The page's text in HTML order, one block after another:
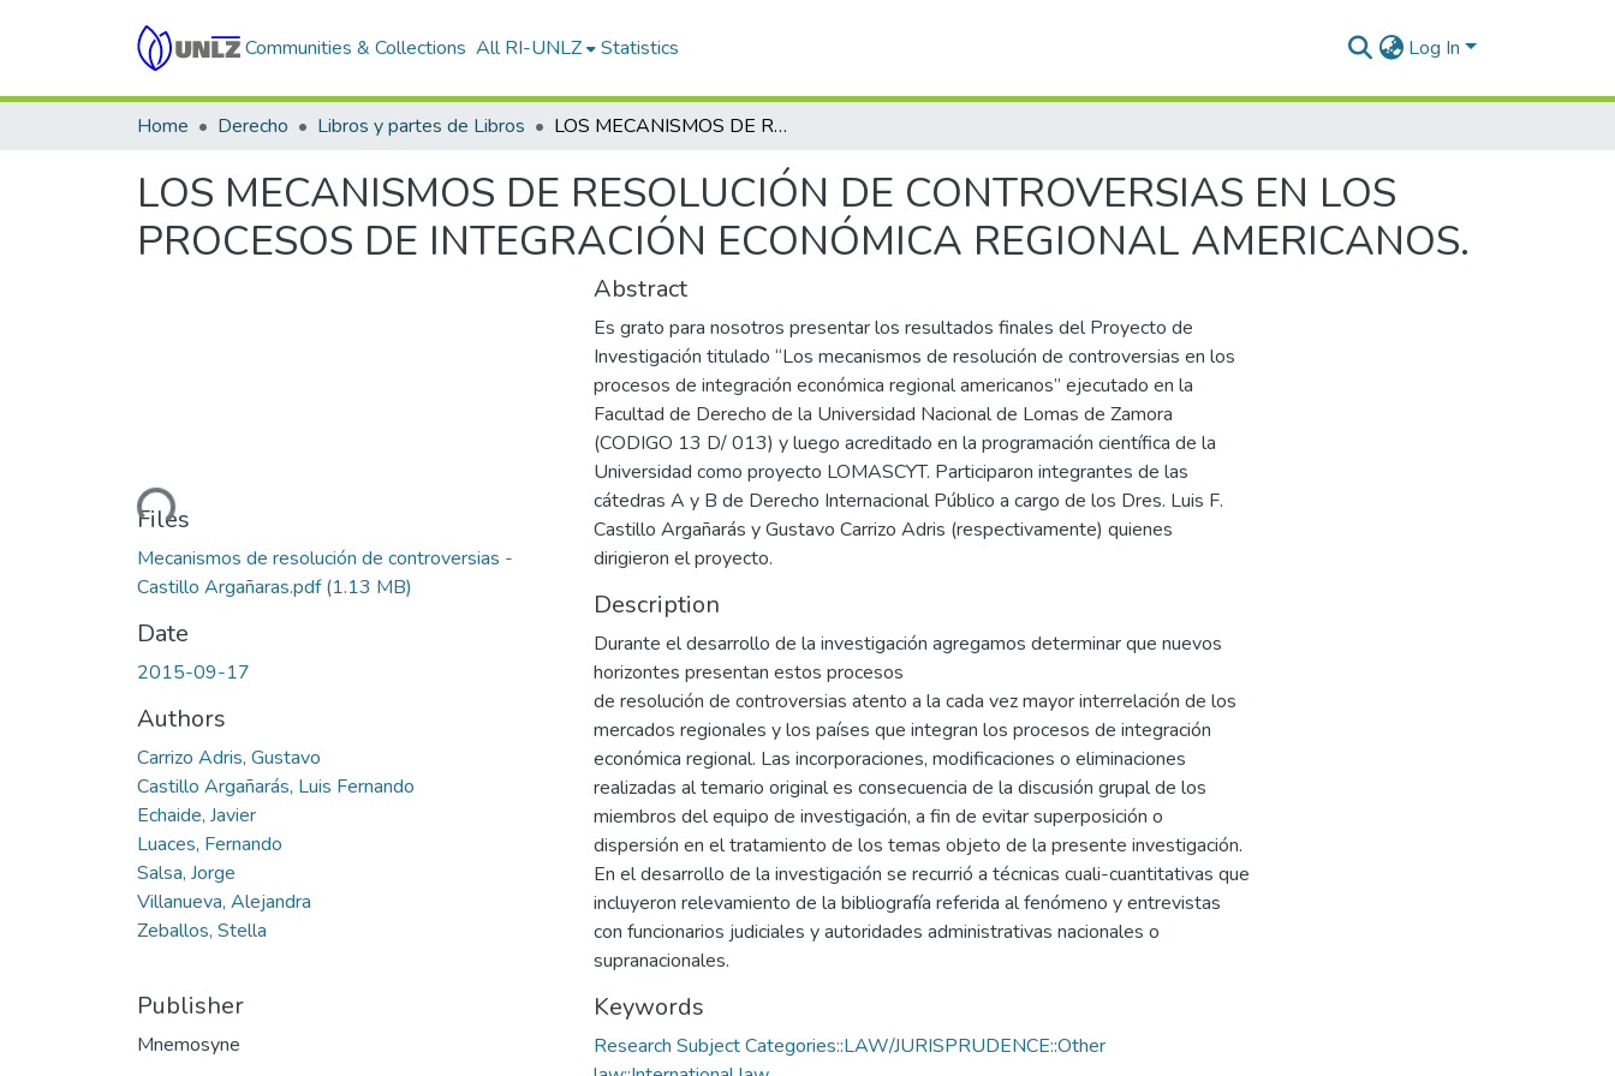
Communities & Collections All RI-UNLZ Statistics Log In
Home Derecho Libros y partes de Libros LOS MECANISMOS DE RESOLUCIÓN DE CONTROVERSIAS EN LOS PROCESOS DE INTEGRACIÓN ECONÓMICA REGIONAL AMERICANOS.
LOS MECANISMOS DE RESOLUCIÓN DE CONTROVERSIAS EN LOS
PROCESOS DE INTEGRACIÓN ECONÓMICA REGIONAL AMERICANOS.
Loading...
Files
Mecanismos de resolución de controversias -
Castillo Argañaras.pdf(1.13 MB)
Date
2015-09-17
Authors
Carrizo Adris, Gustavo
Castillo Argañarás, Luis Fernando
Echaide, Javier
Luaces, Fernando
Salsa, Jorge
Villanueva, Alejandra
Zeballos, Stella
Publisher
Mnemosyne
Abstract
Es grato para nosotros presentar los resultados finales del Proyecto de
Investigación titulado “Los mecanismos de resolución de controversias en los
procesos de integración económica regional americanos” ejecutado en la
Facultad de Derecho de la Universidad Nacional de Lomas de Zamora
(CODIGO 13 D/ 013) y luego acreditado en la programación científica de la
Universidad como proyecto LOMASCYT. Participaron integrantes de las
cátedras A y B de Derecho Internacional Público a cargo de los Dres. Luis F.
Castillo Argañarás y Gustavo Carrizo Adris (respectivamente) quienes
dirigieron el proyecto.
Description
Durante el desarrollo de la investigación agregamos determinar que nuevos
horizontes presentan estos procesos
de resolución de controversias atento a la cada vez mayor interrelación de los
mercados regionales y los países que integran los procesos de integración
económica regional. Las incorporaciones, modificaciones o eliminaciones
realizadas al temario original es consecuencia de la discusión grupal de los
miembros del equipo de investigación, a fin de evitar superposición o
dispersión en el tratamiento de los temas objeto de la presente investigación.
En el desarrollo de la investigación se recurrió a técnicas cuali-cuantitativas que
incluyeron relevamiento de la bibliografía referida al fenómeno y entrevistas
con funcionarios judiciales y autoridades administrativas nacionales o
supranacionales.
Keywords
Research Subject Categories::LAW/JURISPRUDENCE::Other